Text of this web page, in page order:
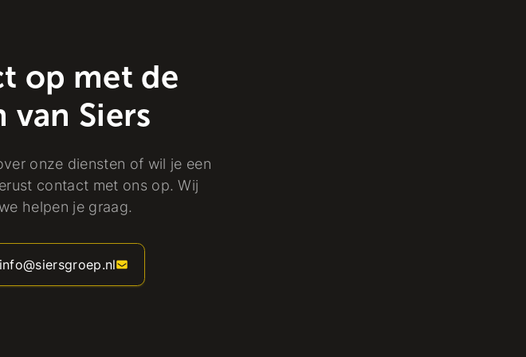
op met de
van Siers
onze diensten of wil je een
contact met ons op. Wij
helpen je graag.
info@siersgroep.nl